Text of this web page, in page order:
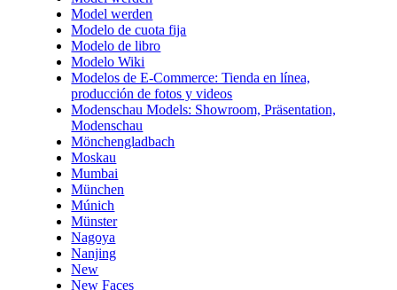
Model werden
Modelo de cuota fija
Modelo de libro
Modelo Wiki
Modelos de E-Commerce: Tienda en línea,
producción de fotos y videos
Modenschau Models: Showroom, Präsentation,
Modenschau
Mönchengladbach
Moskau
Mumbai
München
Múnich
Münster
Nagoya
Nanjing
New
New Faces